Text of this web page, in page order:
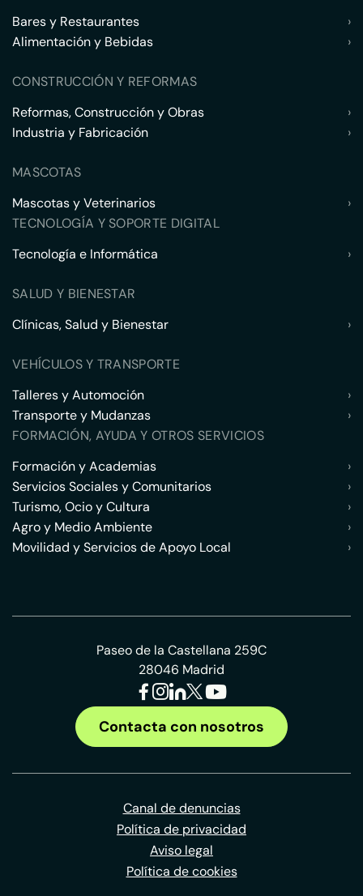
Bares y Restaurantes
›
Alimentación y Bebidas
›
CONSTRUCCIÓN Y REFORMAS
Reformas, Construcción y Obras
›
Industria y Fabricación
›
MASCOTAS
Mascotas y Veterinarios
›
TECNOLOGÍA Y SOPORTE DIGITAL
Tecnología e Informática
›
SALUD Y BIENESTAR
Clínicas, Salud y Bienestar
›
VEHÍCULOS Y TRANSPORTE
Talleres y Automoción
›
Transporte y Mudanzas
›
FORMACIÓN, AYUDA Y OTROS SERVICIOS
Formación y Academias
›
Servicios Sociales y Comunitarios
›
Turismo, Ocio y Cultura
›
Agro y Medio Ambiente
›
Movilidad y Servicios de Apoyo Local
›
Paseo de la Castellana 259C
28046 Madrid
Contacta con nosotros
Canal de denuncias
Política de privacidad
Aviso legal
Política de cookies